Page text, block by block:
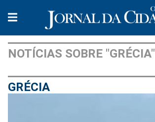
NOTÍCIAS SOBRE "GRÉCIA"
GRÉCIA